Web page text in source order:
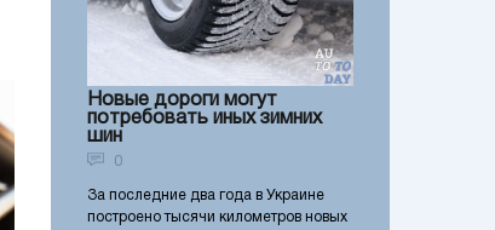
Новые дороги могут
потребовать иных зимних
шин
0
За последние два года в Украине
построено тысячи километров новых